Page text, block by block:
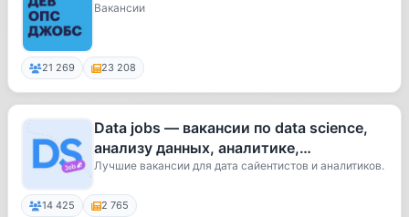
Вакансии
21 269 23 208
Data jobs — вакансии по data science,
анализу данных, аналитике,
искусственному интеллекту
Лучшие вакансии для дата сайентистов и аналитиков.
14 425 2 765